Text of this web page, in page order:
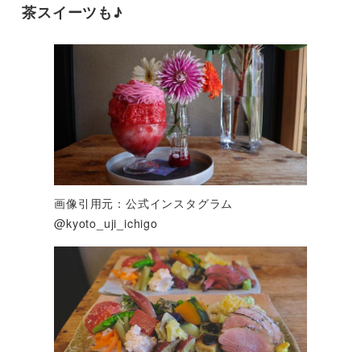
茶スイーツも♪
画像引用元：公式インスタグラム
@kyoto_uji_ichigo